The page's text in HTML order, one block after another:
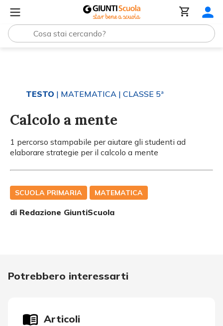
TESTO | MATEMATICA | CLASSE 5ª
Calcolo a mente
1 percorso stampabile per aiutare gli studenti ad
elaborare strategie per il calcolo a mente
SCUOLA PRIMARIA MATEMATICA
di Redazione GiuntiScuola
Potrebbero interessarti
Articoli